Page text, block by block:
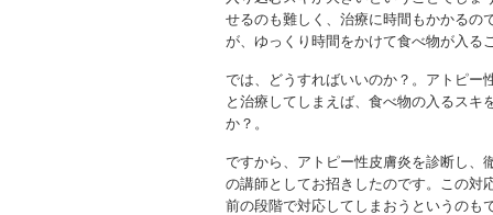
せるのも難しく、治療に時間もかかるの
が、ゆっくり時間をかけて食べ物が入る
では、どうすればいいのか？。アトピー
と治療してしまえば、食べ物の入るスキ
か？。
ですから、アトピー性皮膚炎を診断し、
の講師としてお招きしたのです。この対
前の段階で対応してしまおうというのも